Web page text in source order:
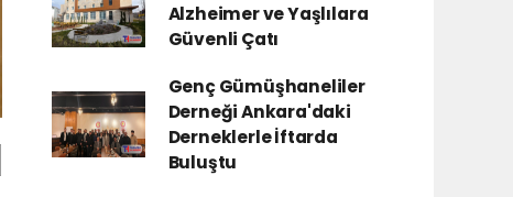
Alzheimer ve Yaşlılara
Güvenli Çatı
Genç Gümüşhaneliler
Derneği Ankara'daki
Derneklerle İftarda
Buluştu